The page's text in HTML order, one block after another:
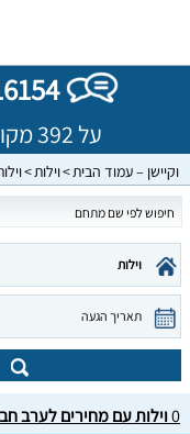
16154 חוות דעת
על 392 מקומות אירוח שונים בישראל
וקיישן – עמוד הבית וילות
וילות
תאריך הגעה
0וילות עם מחירים לערב